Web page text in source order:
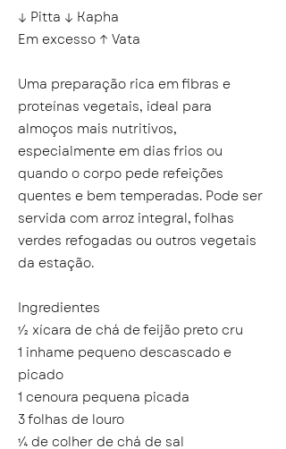
↓ Pitta ↓ Kapha
Em excesso ↑ Vata
Uma preparação rica em fibras e
proteínas vegetais, ideal para
almoços mais nutritivos,
especialmente em dias frios ou
quando o corpo pede refeições
quentes e bem temperadas. Pode ser
servida com arroz integral, folhas
verdes refogadas ou outros vegetais
da estação.
Ingredientes
½ xícara de chá de feijão preto cru
1 inhame pequeno descascado e
picado
1 cenoura pequena picada
3 folhas de louro
¼ de colher de chá de sal